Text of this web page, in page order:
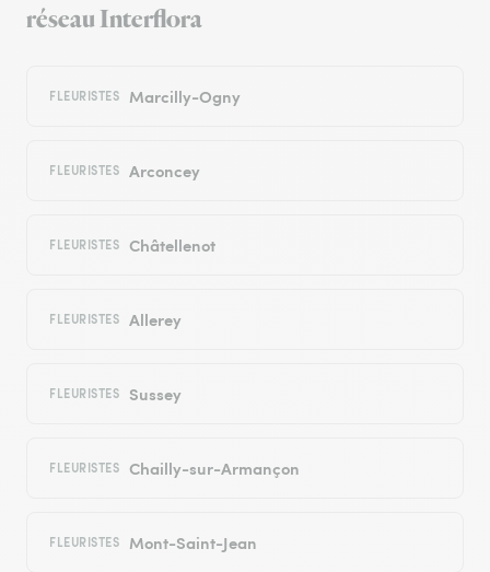
réseau Interflora
FLEURISTES Marcilly-Ogny
FLEURISTES Arconcey
FLEURISTES Châtellenot
FLEURISTES Allerey
FLEURISTES Sussey
FLEURISTES Chailly-sur-Armançon
FLEURISTES Mont-Saint-Jean